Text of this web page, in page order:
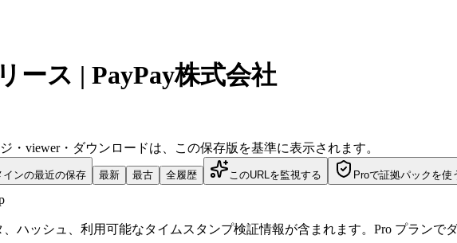
ース | PayPay株式会社
・viewer・ダウンロードは、この保存版を基準に表示されます。
インの最近の保存 最新 最古 全履歴 このURLを監視する Proで証拠パックを使
ハッシュ、利用可能なタイムスタンプ検証情報が含まれます。Pro プランで